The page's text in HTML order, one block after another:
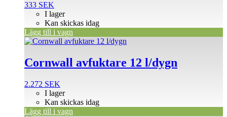
333 SEK
I lager
Kan skickas idag
Lägg till i vagn
Cornwall avfuktare 12 l/dygn
2.272 SEK
I lager
Kan skickas idag
Lägg till i vagn